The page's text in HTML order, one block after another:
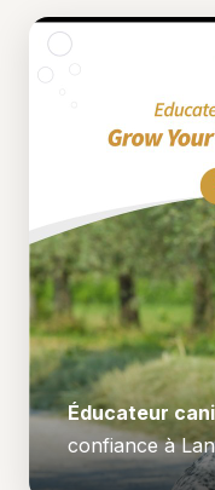
Éducateur
confiance à